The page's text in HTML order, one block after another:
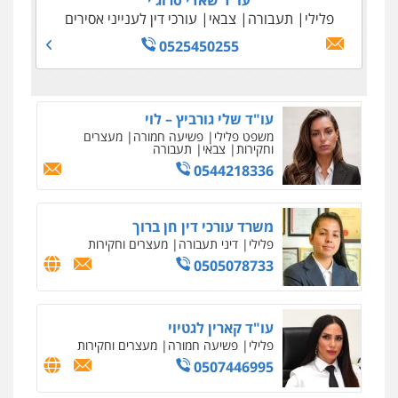
פלילי
תעבורה צבאי
עורכי דין לענייני אסירים
0525450255
עו"ד אסף דוק
סמים והימורים
חקירות ומעצרים
0526885006
עו"ד שלי גורביץ – לוי
משפט פלילי פשיעה חמורה מעצרים
וחקירות צבאי תעבורה
0544218336
משרד עורכי דין חן ברוך
פלילי דיני תעבורה מעצרים וחקירות
0505078733
עו"ד קארין לגטיוי
פלילי פשיעה חמורה מעצרים וחקירות
0507446995